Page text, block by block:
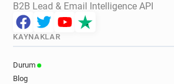
B2B Lead & Email Intelligence API
KAYNAKLAR
Durum
Blog